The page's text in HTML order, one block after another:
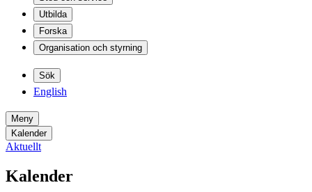
Utbilda
Forska
Organisation och styrning
Sök
English
Meny
Kalender
Aktuellt
Kalender